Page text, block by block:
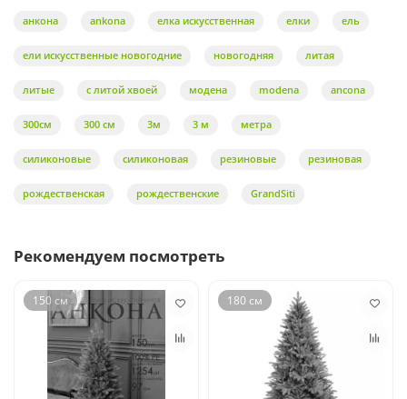
анкона ankona елка искусственная елки ель
ели искусственные новогодние новогодняя литая
литые с литой хвоей модена modena ancona
300см 300 см 3м 3 м метра
силиконовые силиконовая резиновые резиновая
рождественская рождественские GrandSiti
Рекомендуем посмотреть
150 см 180 см